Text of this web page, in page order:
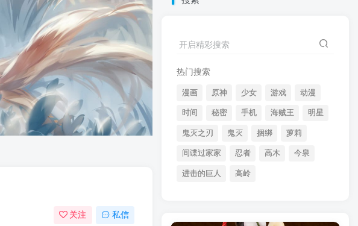
关注 私信
开启精彩搜索
热门搜索
漫画 原神 少女 游戏 动漫
时间 秘密 手机 海贼王 明星
鬼灭之刃 鬼灭 捆绑 萝莉
间谍过家家 忍者 高木 今泉
进击的巨人 高岭
风光的背后，不是沧桑，就是肮脏。